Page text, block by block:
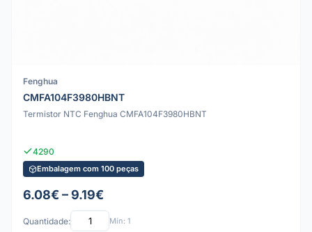
Fenghua
CMFA104F3980HBNT
Termistor NTC Fenghua CMFA104F3980HBNT
4290
Embalagem com 100 peças
6.08€ – 9.19€
Quantidade: Mín: 1